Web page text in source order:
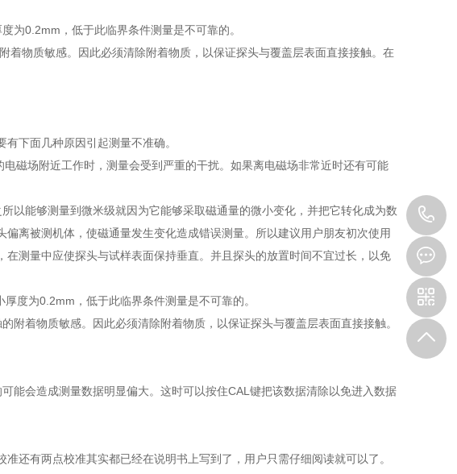
为0.2mm，低于此临界条件测量是不可靠的。
物质敏感。因此必须清除附着物质，以保证探头与覆盖层表面直接接触。在
下面几种原因引起测量不准确。
磁场附近工作时，测量会受到严重的干扰。如果离电磁场非常近时还有可能
以能够测量到微米级就因为它能够采取磁通量的微小变化，并把它转化成为数
离被测机体，使磁通量发生变化造成错误测量。所以建议用户朋友初次使用
测量中应使探头与试样表面保持垂直。并且探头的放置时间不宜过长，以免
度为0.2mm，低于此临界条件测量是不可靠的。
附着物质敏感。因此必须清除附着物质，以保证探头与覆盖层表面直接接触。
能会造成测量数据明显偏大。这时可以按住CAL键把该数据清除以免进入数据
还有两点校准其实都已经在说明书上写到了，用户只需仔细阅读就可以了。